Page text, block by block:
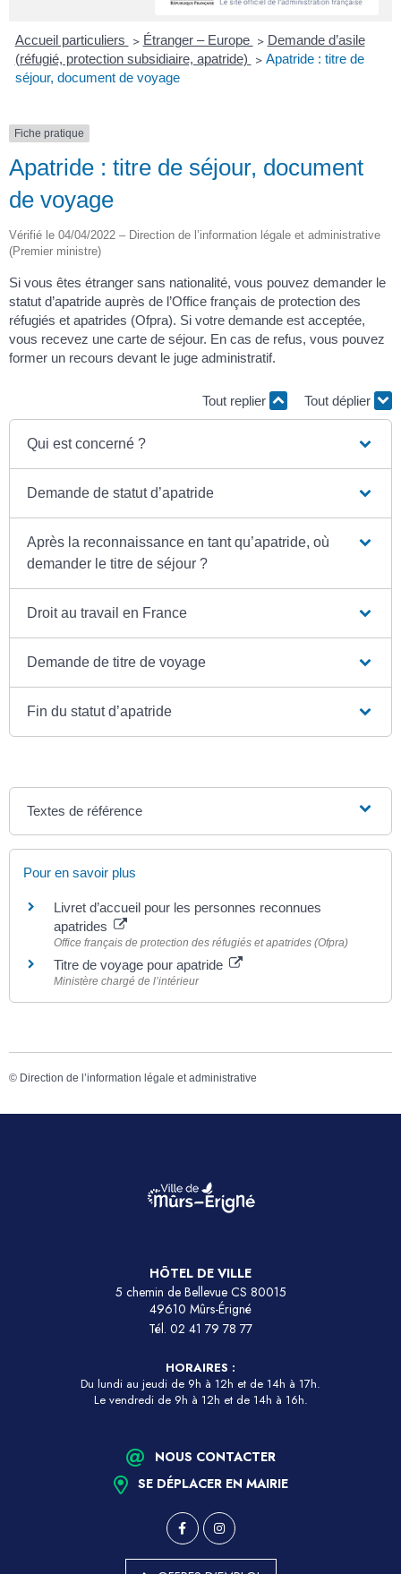
Accueil particuliers > Étranger – Europe > Demande d’asile
(réfugié, protection subsidiaire, apatride) > Apatride : titre de
séjour, document de voyage
Fiche pratique
Apatride : titre de séjour, document
de voyage
Vérifié le 04/04/2022 – Direction de l’information légale et administrative
(Premier ministre)
Si vous êtes étranger sans nationalité, vous pouvez demander le
statut d’apatride auprès de l’Office français de protection des
réfugiés et apatrides (Ofpra). Si votre demande est acceptée,
vous recevez une carte de séjour. En cas de refus, vous pouvez
former un recours devant le juge administratif.
Tout replier Tout déplier
Qui est concerné ?
Demande de statut d’apatride
Après la reconnaissance en tant qu’apatride, où
demander le titre de séjour ?
Droit au travail en France
Demande de titre de voyage
Fin du statut d’apatride
Textes de référence
Pour en savoir plus
Livret d’accueil pour les personnes reconnues
apatrides
Office français de protection des réfugiés et apatrides (Ofpra)
Titre de voyage pour apatride
Ministère chargé de l’intérieur
© Direction de l’information légale et administrative
HÔTEL DE VILLE
5 chemin de Bellevue CS 80015
49610 Mûrs-Érigné
Tél. 02 41 79 78 77
HORAIRES :
Du lundi au jeudi de 9h à 12h et de 14h à 17h.
Le vendredi de 9h à 12h et de 14h à 16h.
NOUS CONTACTER
SE DÉPLACER EN MAIRIE